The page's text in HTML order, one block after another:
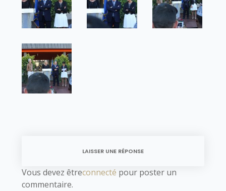
LAISSER UNE RÉPONSE
Vous devez êtreconnecté pour poster un
commentaire.